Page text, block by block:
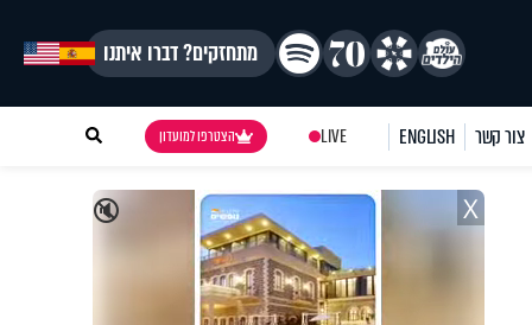
מתחזקים? דברו איתנו
צור קשר ENGLISH
LIVE הצטרפו למועדון
🔇 X